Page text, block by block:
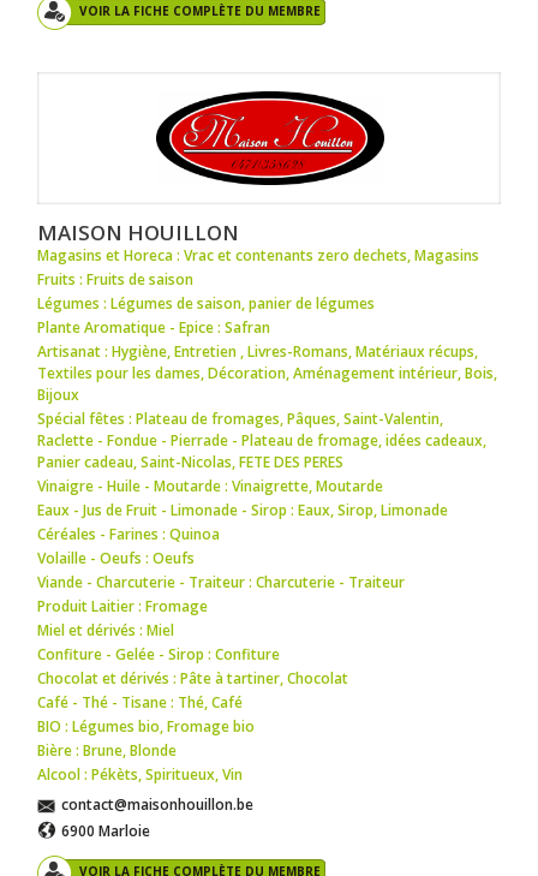
VOIR LA FICHE COMPLÈTE DU MEMBRE
MAISON HOUILLON
Magasins et Horeca : Vrac et contenants zero dechets,Magasins
Fruits : Fruits de saison
Légumes : Légumes de saison,panier de légumes
Plante Aromatique - Epice : Safran
Artisanat : Hygiène,Entretien ,Livres-Romans,Matériaux récups,
Textiles pour les dames,Décoration,Aménagement intérieur,Bois,
Bijoux
Spécial fêtes : Plateau de fromages,Pâques,Saint-Valentin,
Raclette - Fondue - Pierrade - Plateau de fromage,idées cadeaux,
Panier cadeau,Saint-Nicolas,FETE DES PERES
Vinaigre - Huile - Moutarde : Vinaigrette,Moutarde
Eaux - Jus de Fruit - Limonade - Sirop : Eaux,Sirop,Limonade
Céréales - Farines : Quinoa
Volaille - Oeufs : Oeufs
Viande - Charcuterie - Traiteur : Charcuterie - Traiteur
Produit Laitier : Fromage
Miel et dérivés : Miel
Confiture - Gelée - Sirop : Confiture
Chocolat et dérivés : Pâte à tartiner,Chocolat
Café - Thé - Tisane : Thé,Café
BIO : Légumes bio,Fromage bio
Bière : Brune,Blonde
Alcool : Pékèts,Spiritueux,Vin
contact@maisonhouillon.be
6900 Marloie
VOIR LA FICHE COMPLÈTE DU MEMBRE